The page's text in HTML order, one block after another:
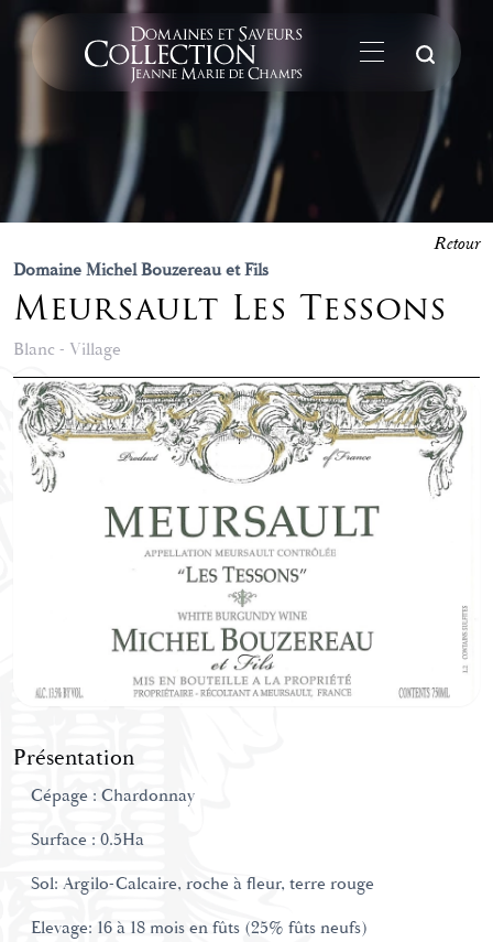
Domaine Michel Bouzereau et Fils
Meursault Les Tessons
Blanc - Village
Retour
Présentation
Cépage : Chardonnay
Surface : 0.5Ha
Sol: Argilo-Calcaire, roche à fleur, terre rouge
Elevage: 16 à 18 mois en fûts (25% fûts neufs)